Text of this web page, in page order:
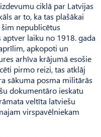
ciklā par Latvijas
ar to, ka tas plašākai
nepublicētus
laiku no 1918. gada
apkopoti un
arhīva krājumā esošie
pirmo reizi, tas atklāj
sākuma posma militārās
dokumentāro ieskatu
veltīta latviešu
virspavēlniekam